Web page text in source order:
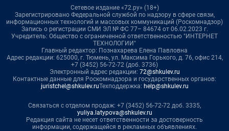
Сетевое издание «72.ру» (18+)
Зарегистрировано Федеральной службой по надзору в сфере связи,
информационных технологий и массовых коммуникаций (Роскомнадзор)
Запись о регистрации СМИ ЭЛ № ФС 77– 84674 от 06.02.2023 г.
Учредитель: Общество с ограниченной ответственностью "ИНТЕРНЕТ
ТЕХНОЛОГИИ"
Главный редактор: Познахарева Елена Павловна
Адрес редакции: 625000, г. Тюмень, ул. Максима Горького, д. 76, офис 214,
+7 (3452) 56-72-72 (доб. 3736)
Электронный адрес редакции: 72@shkulev.ru
Контактные данные для Роскомнадзора и государственных органов:
juristchel@shkulev.ruТехподдержка: help@shkulev.ru
Связаться с отделом продаж: +7 (3452) 56-72-72 доб. 3335,
yuliya.latypova@shkulev.ru
Редакция сайта не несет ответственности за достоверность
информации, содержащейся в рекламных объявлениях.